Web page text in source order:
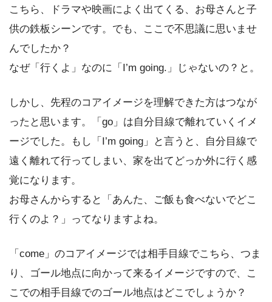
こちら、ドラマや映画によく出てくる、お母さんと子
供の鉄板シーンです。でも、ここで不思議に思いませ
んでしたか？
なぜ「行くよ」なのに「I’m going.」じゃないの？と。
しかし、先程のコアイメージを理解できた方はつなが
ったと思います。「go」は自分目線で離れていくイメ
ージでした。もし「I’m going」と言うと、自分目線で
遠く離れて行ってしまい、家を出てどっか外に行く感
覚になります。
お母さんからすると「あんた、ご飯も食べないでどこ
行くのよ？」ってなりますよね。
「come」のコアイメージでは相手目線でこちら、つま
り、ゴール地点に向かって来るイメージですので、こ
こでの相手目線でのゴール地点はどこでしょうか？